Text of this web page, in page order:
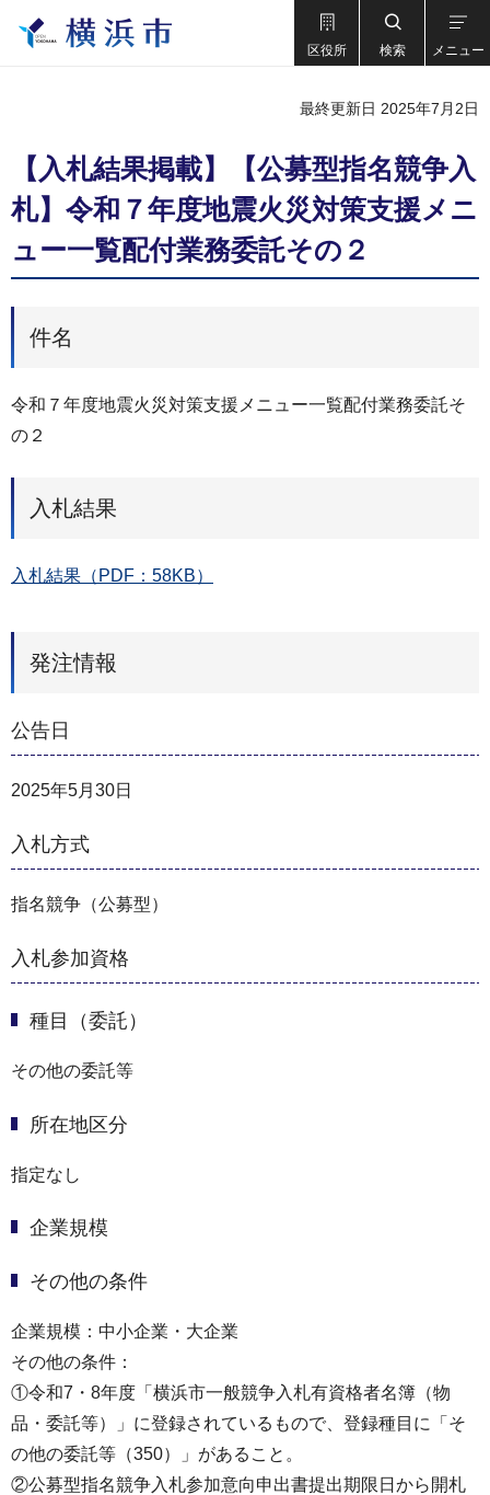
区役所 検索 メニュー
最終更新日 2025年7月2日
【入札結果掲載】【公募型指名競争入
札】令和７年度地震火災対策支援メニ
ュー一覧配付業務委託その２
件名
令和７年度地震火災対策支援メニュー一覧配付業務委託そ
の２
入札結果
入札結果（PDF：58KB）
発注情報
公告日
2025年5月30日
入札方式
指名競争（公募型）
入札参加資格
種目（委託）
その他の委託等
所在地区分
指定なし
企業規模
その他の条件
企業規模：中小企業・大企業
その他の条件：
①令和7・8年度「横浜市一般競争入札有資格者名簿（物
品・委託等）」に登録されているもので、登録種目に「そ
の他の委託等（350）」があること。
②公募型指名競争入札参加意向申出書提出期限日から開札